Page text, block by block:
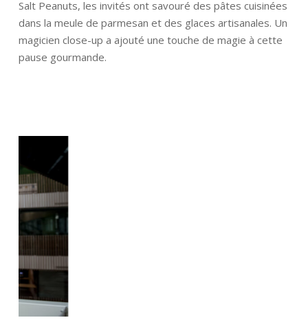
Salt Peanuts, les invités ont savouré des pâtes cuisinées
dans la meule de parmesan et des glaces artisanales. Un
magicien close-up a ajouté une touche de magie à cette
pause gourmande.